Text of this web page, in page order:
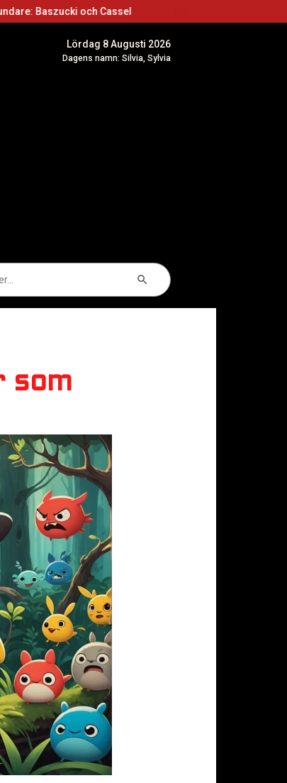
Cassel
Lördag 8 Augusti 2026
Dagens namn: Silvia, Sylvia
Sökknapp
som